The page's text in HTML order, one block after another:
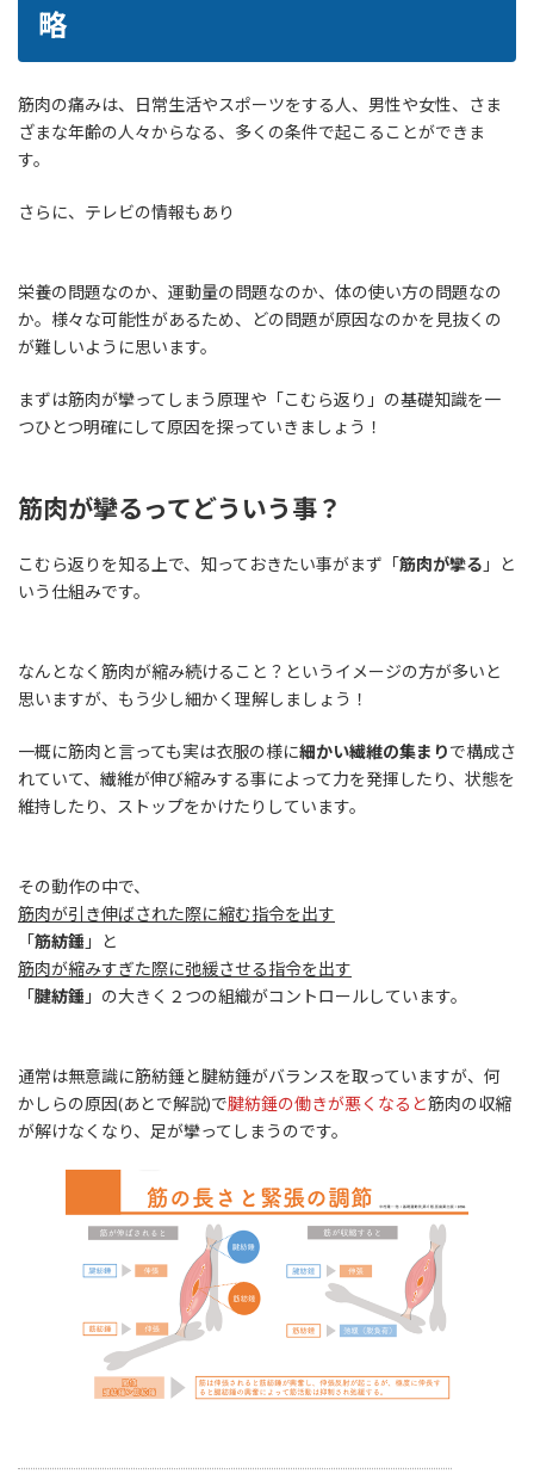
略
筋肉の痛みは、日常生活やスポーツをする人、男性や女性、さま
ざまな年齢の人々からなる、多くの条件で起こることができま
す。
さらに、テレビの情報もあり
栄養の問題なのか、運動量の問題なのか、体の使い方の問題なの
か。様々な可能性があるため、どの問題が原因なのかを見抜くの
が難しいように思います。
まずは筋肉が攣ってしまう原理や「こむら返り」の基礎知識を一
つひとつ明確にして原因を探っていきましょう！
筋肉が攣るってどういう事？
こむら返りを知る上で、知っておきたい事がまず「筋肉が攣る 」と
いう仕組みです。
なんとなく筋肉が縮み続けること？というイメージの方が多いと
思いますが、もう少し細かく理解しましょう！
一概に筋肉と言っても実は衣服の様に細かい繊維の集まりで構成さ
れていて、繊維が伸び縮みする事によって力を発揮したり、状態を
維持したり、ストップをかけたりしています。
その動作の中で、
筋肉が引き伸ばされた際に縮む指令を出す
「筋紡錘 」と
筋肉が縮みすぎた際に弛緩させる指令を出す
「腱紡錘 」の大きく２つの組織がコントロールしています。
通常は無意識に筋紡錘と腱紡錘がバランスを取っていますが、何
かしらの原因(あとで解説)で腱紡錘の働きが悪くなると筋肉の収縮
が解けなくなり、足が攣ってしまうのです。